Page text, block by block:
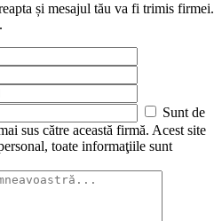
și mesajul tău va fi trimis firmei.
Sunt de
sus către această firmă. Acest site
toate informaţiile sunt